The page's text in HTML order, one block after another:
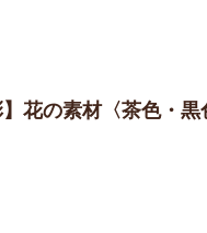
花の素材〈茶色・黒